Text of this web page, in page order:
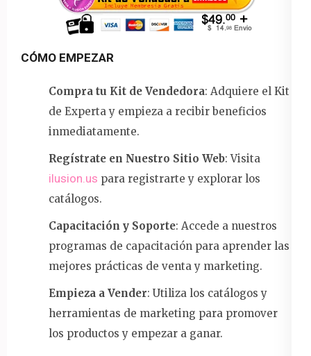
CÓMO EMPEZAR
Compra tu Kit de Vendedora: Adquiere el Kit
de Experta y empieza a recibir beneficios
inmediatamente.
Regístrate en Nuestro Sitio Web: Visita
ilusion.us para registrarte y explorar los
catálogos.
Capacitación y Soporte: Accede a nuestros
programas de capacitación para aprender las
mejores prácticas de venta y marketing.
Empieza a Vender: Utiliza los catálogos y
herramientas de marketing para promover
los productos y empezar a ganar.